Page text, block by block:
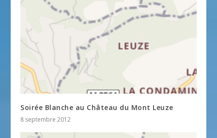
Soirée Blanche au Château du Mont Leuze
8 septembre 2012